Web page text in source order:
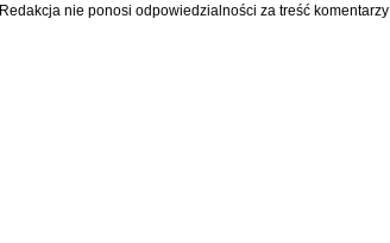
Redakcja nie ponosi odpowiedzialności za treść komentarzy